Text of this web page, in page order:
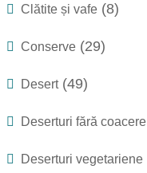
Clătite și vafe (8)
Conserve (29)
Desert(49)
Deserturi fără coacere
Deserturi vegetariene